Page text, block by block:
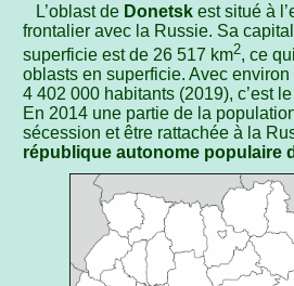
L’oblast de Donetskest situé à
frontalier avec la Russie. Sa
superficie est de 26 517 km2, ce
oblasts en superficie. Avec environ
4 402 000 habitants (2019), c’est
En 2014 une partie de la
sécession et être rattachée à la
république autonome populaire